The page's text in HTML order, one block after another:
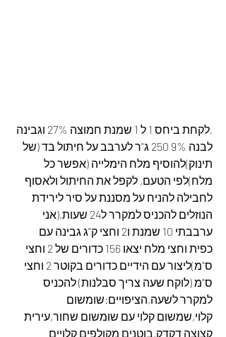
,לקחת ביחס 1 ל 1 שמנת חמוצה 27% וגבינה
לבנה 9% 250 ג"ר לערבב על חיתול בד (של
תינוק)להוסיף מלח הימלייה (אפשר כל
מלח)לפי הטעם, לקפל את החיתול ולאסוף
לחבילה להניח על מסננת על סיר לירידת
הנוזלים להכניס למקרר ל24 שעות,(אני
ערבבתי 10 שמנת ו2 וחצי ק"ג גבינה עם
כפית וחצי מלח יצאו 156 כדורים של 2 וחצי
ס"מ)ליצור עם הידיים כדורים בקוטר 2 וחצי
ס"מ (לוקח שעה צריך סבלנות) להכניס
למקרר לשעה,הציפויים:שומשום
קלוי,שמשום קלוי עם שומשום שחור,עירית
קצוצה דקדק,בוטנים מקולפים קלויים